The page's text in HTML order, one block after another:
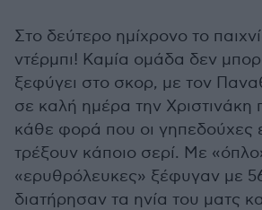
Στο δεύτερο ημίχρονο το
ντέρμπι! Καμία ομάδα δεν
ξεφύγει στο σκορ, με τον
σε καλή ημέρα την
κάθε φορά που οι γηπεδούχες
τρέξουν κάποιο σερί. Με
«ερυθρόλευκες» ξέφυγαν με
διατήρησαν τα ηνία του ματς